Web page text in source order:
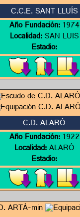
C.C.E. SANT LLUÍS
Año Fundación:1974
Localidad:SAN LUIS
Estadio:
C.D. ALARÓ
Año Fundación:1922
Localidad:ALARÓ
Estadio: